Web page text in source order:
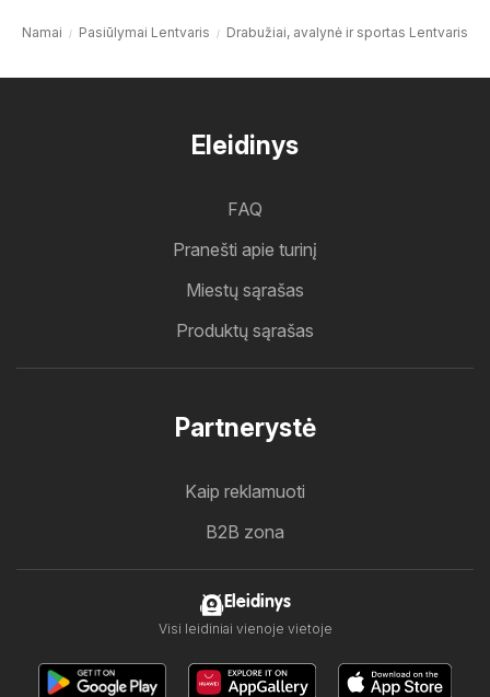
Namai Pasiūlymai Lentvaris Drabužiai, avalynė ir sportas Lentvaris
Eleidinys
FAQ
Pranešti apie turinį
Miestų sąrašas
Produktų sąrašas
Partnerystė
Kaip reklamuoti
B2B zona
Eleidinys
Visi leidiniai vienoje vietoje